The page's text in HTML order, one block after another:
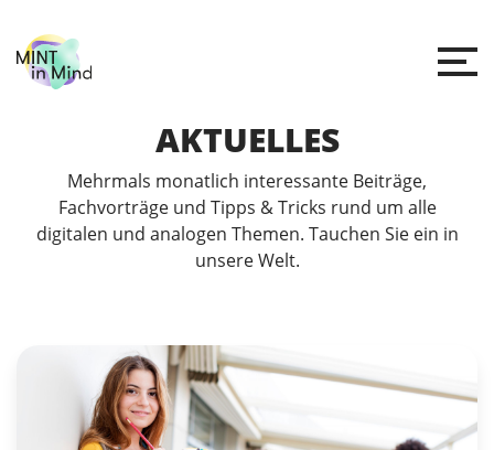
AKTUELLES
Mehrmals monatlich interessante Beiträge,
Fachvorträge und Tipps & Tricks rund um alle
digitalen und analogen Themen. Tauchen Sie ein in
unsere Welt.